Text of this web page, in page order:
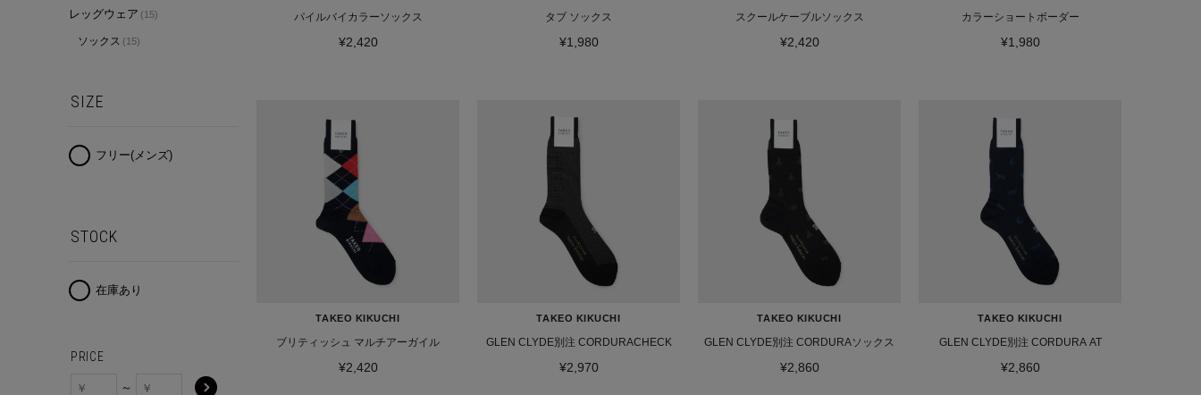
レッグウェア (15)
ソックス (15)
SIZE
フリー(メンズ)
STOCK
在庫あり
PRICE
～
パイルバイカラーソックス
¥2,420
タブ ソックス
¥1,980
スクールケーブルソックス
¥2,420
カラーショートボーダー
¥1,980
TAKEO KIKUCHI
ブリティッシュ マルチアーガイル
¥2,420
TAKEO KIKUCHI
GLEN CLYDE別注 CORDURACHECK
¥2,970
TAKEO KIKUCHI
GLEN CLYDE別注 CORDURAソックス
¥2,860
TAKEO KIKUCHI
GLEN CLYDE別注 CORDURA AT
¥2,860